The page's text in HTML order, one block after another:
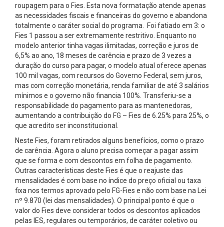
roupagem para o Fies. Esta nova formatação atende apenas
as necessidades fiscais e financeiras do governo e abandona
totalmente o caráter social do programa. Foi fatiado em 3: o
Fies 1 passou a ser extremamente restritivo. Enquanto no
modelo anterior tinha vagas ilimitadas, correção e juros de
6,5% ao ano, 18 meses de carência e prazo de 3 vezes a
duração do curso para pagar, o modelo atual oferece apenas
100 mil vagas, com recursos do Governo Federal, sem juros,
mas com correção monetária, renda familiar de até 3 salários
mínimos e o governo não financia 100%. Transferiu-se a
responsabilidade do pagamento para as mantenedoras,
aumentando a contribuição do FG – Fies de 6.25% para 25%, o
que acredito ser inconstitucional.
Neste Fies, foram retirados alguns benefícios, como o prazo
de carência. Agora o aluno precisa começar a pagar assim
que se forma e com descontos em folha de pagamento.
Outras características deste Fies é que o reajuste das
mensalidades é com base no índice do preço oficial ou taxa
fixa nos termos aprovado pelo FG-Fies e não com base na Lei
nº 9.870 (lei das mensalidades). O principal ponto é que o
valor do Fies deve considerar todos os descontos aplicados
pelas IES, regulares ou temporários, de caráter coletivo ou